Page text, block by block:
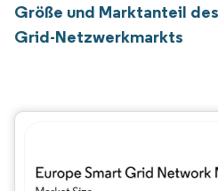
Größe und Marktanteil
Grid-Netzwerkmarkts